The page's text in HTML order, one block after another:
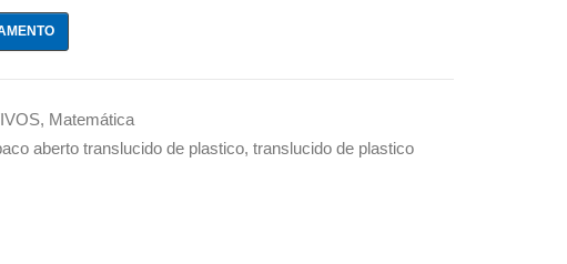
, Matemática
aberto translucido de plastico, translucido de plastico